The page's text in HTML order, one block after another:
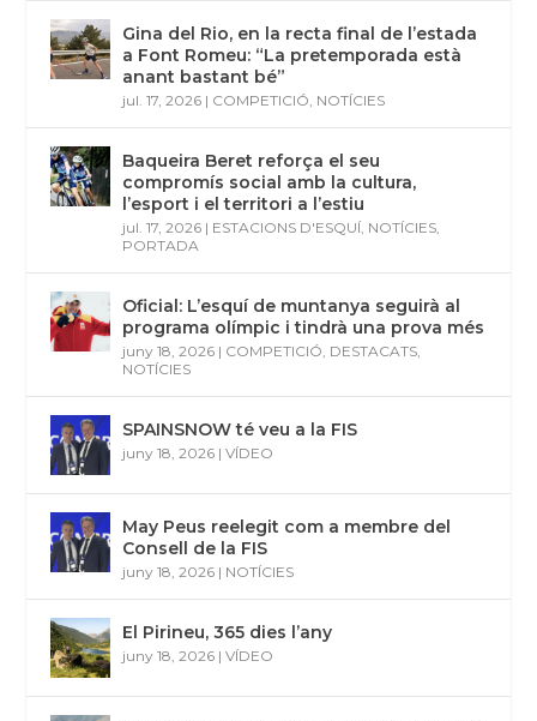
Gina del Rio, en la recta final de l’estada
a Font Romeu: “La pretemporada està
anant bastant bé”
jul. 17, 2026 | COMPETICIÓ NOTÍCIES
Baqueira Beret reforça el seu
compromís social amb la cultura,
l’esport i el territori a l’estiu
jul. 17, 2026 | ESTACIONS D'ESQUÍ NOTÍCIES
PORTADA
Oficial: L’esquí de muntanya seguirà al
programa olímpic i tindrà una prova més
juny 18, 2026 | COMPETICIÓ DESTACATS
NOTÍCIES
SPAINSNOW té veu a la FIS
juny 18, 2026 |VÍDEO
May Peus reelegit com a membre del
Consell de la FIS
juny 18, 2026 | NOTÍCIES
El Pirineu, 365 dies l’any
juny 18, 2026 |VÍDEO